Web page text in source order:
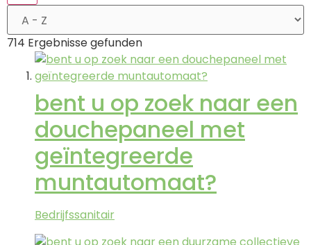
714 Ergebnisse gefunden
bent u op zoek naar een
douchepaneel met
geïntegreerde
muntautomaat?
Bedrijfssanitair